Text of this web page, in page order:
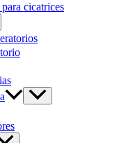
cicatrices